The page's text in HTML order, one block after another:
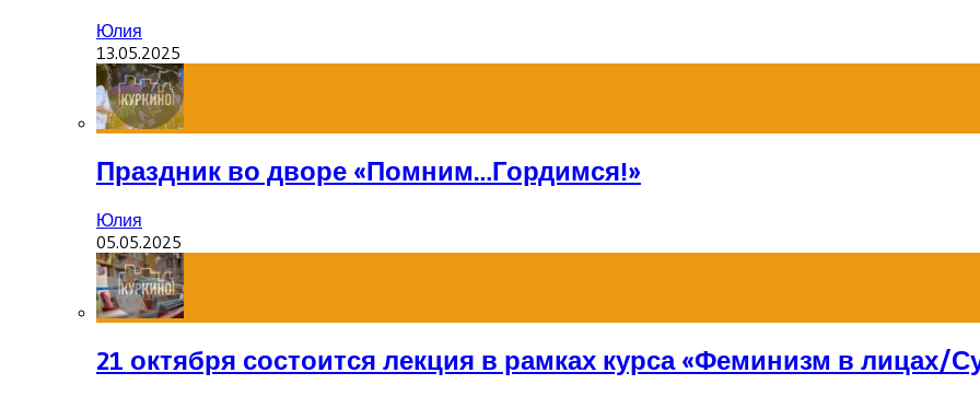
Юлия
13.05.2025
Праздник во дворе «Помним…Гордимся!»
Юлия
05.05.2025
21 октября состоится лекция в рамках курса «Феминизм в лицах/